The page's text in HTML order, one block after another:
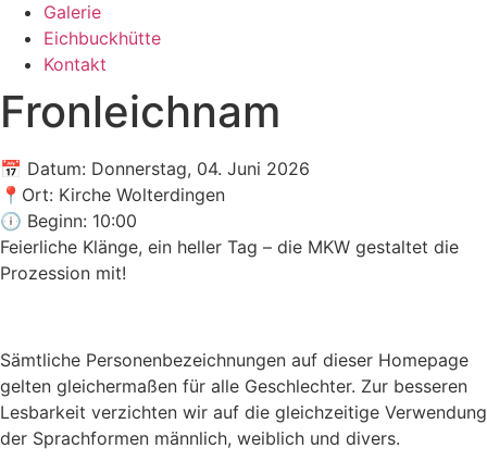
Galerie
Eichbuckhütte
Kontakt
Fronleichnam
📅 Datum: Donnerstag, 04. Juni 2026
📍Ort: Kirche Wolterdingen
🕕 Beginn: 10:00
Feierliche Klänge, ein heller Tag – die MKW gestaltet die
Prozession mit!
Sämtliche Personenbezeichnungen auf dieser Homepage
gelten gleichermaßen für alle Geschlechter. Zur besseren
Lesbarkeit verzichten wir auf die gleichzeitige Verwendung
der Sprachformen männlich, weiblich und divers.